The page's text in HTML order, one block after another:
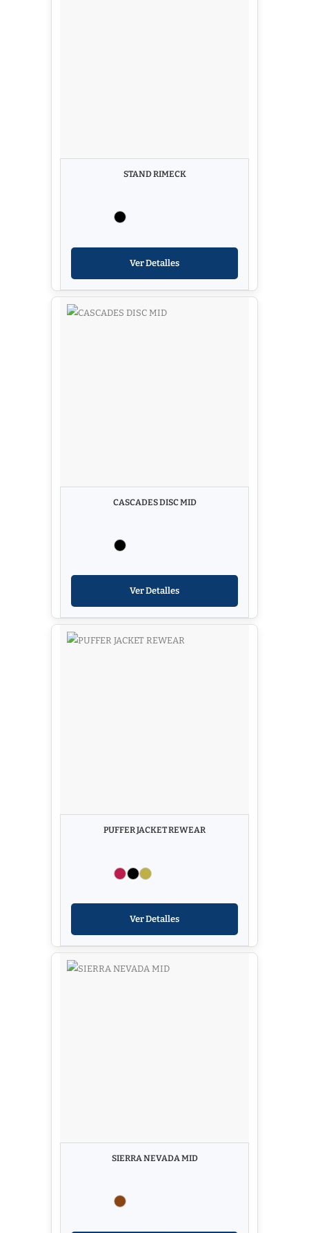
STAND RIMECK
Ver Detalles
CASCADES DISC MID
Ver Detalles
PUFFER JACKET REWEAR
Ver Detalles
SIERRA NEVADA MID